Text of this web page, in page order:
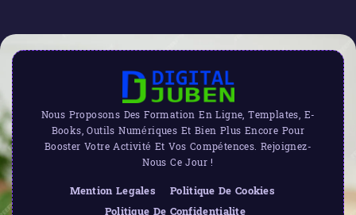
Nous Proposons Des Formation En Ligne, Templates, E-
Books, Outils Numériques Et Bien Plus Encore Pour
Booster Votre Activité Et Vos Compétences. Rejoignez-
Nous Ce Jour !
Mention Legales
Politique De Cookies